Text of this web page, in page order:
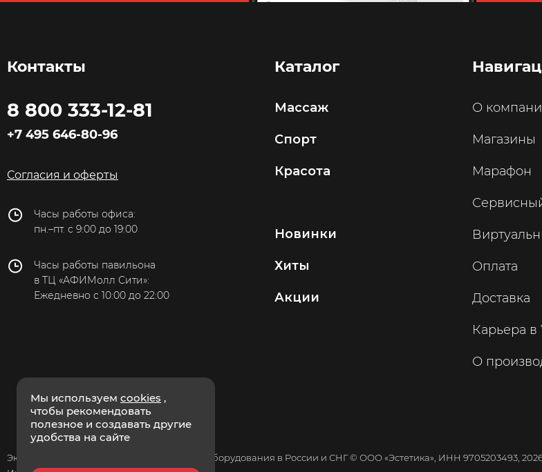
Мы используем cookies ,
чтобы рекомендовать
полезное и создавать другие
удобства на сайте
Контакты
8 800 333-12-81
+7 495 646-80-96
Согласия и оферты
Часы работы офиса:
пн.–пт. с 9:00 до 19:00
Часы работы павильона
в ТЦ «АФИМолл Сити»:
Ежедневно с 10:00 до 22:00
Каталог
Массаж
Спорт
Красота
Новинки
Хиты
Акции
О
Магазины
Марафон
Оплата
Доставка
Карьера в
О
Эксклюзивный дистрибьютор массажного оборудования в России и СНГ © ООО «Эстетика», ИНН 9705203493,